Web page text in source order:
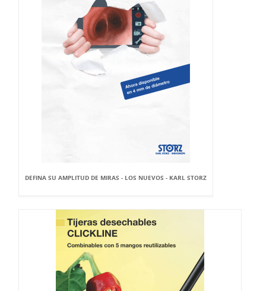
DEFINA SU AMPLITUD DE MIRAS - LOS NUEVOS - KARL STORZ